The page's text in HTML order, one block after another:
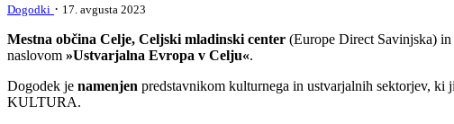
Dogodki · 17. avgusta 2023
Mestna občina Celje, Celjski mladinski center (Europe Direct Savinjska) in
naslovom »Ustvarjalna Evropa v Celju«.
Dogodek je namenjen predstavnikom kulturnega in ustvarjalnih sektorjev,
KULTURA.